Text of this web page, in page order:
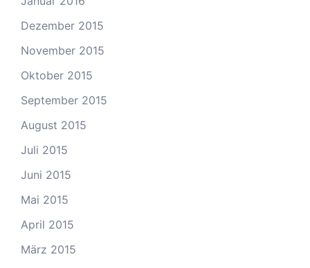
Dezember 2015
November 2015
Oktober 2015
September 2015
August 2015
Juli 2015
Juni 2015
Mai 2015
April 2015
März 2015